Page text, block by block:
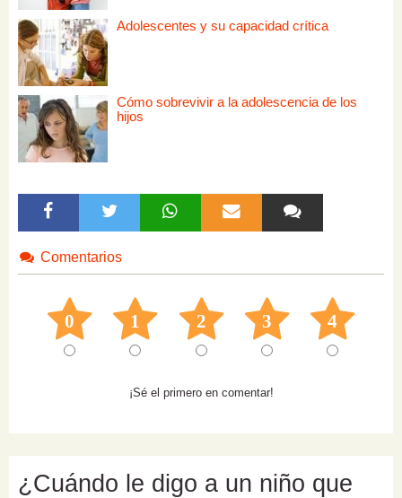
Adolescentes y su capacidad crítica
Cómo sobrevivir a la adolescencia de los
hijos
Comentarios
0 1 2 3 4
¡Sé el primero en comentar!
¿Cuándo le digo a un niño que